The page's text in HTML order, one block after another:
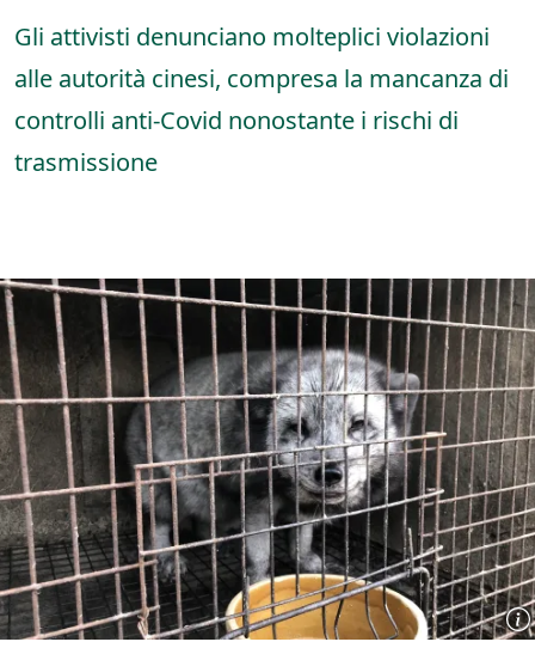
Gli attivisti denunciano molteplici violazioni
alle autorità cinesi, compresa la mancanza di
controlli anti-Covid nonostante i rischi di
trasmissione